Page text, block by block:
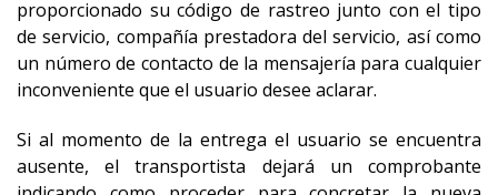
proporcionado su código de rastreo junto con el tipo
de servicio, compañía prestadora del servicio, así como
un número de contacto de la mensajería para cualquier
inconveniente que el usuario desee aclarar.
Si al momento de la entrega el usuario se encuentra
ausente, el transportista dejará un comprobante